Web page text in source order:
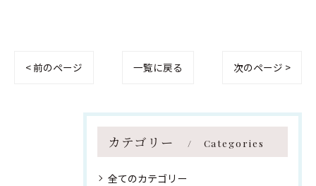
< 前のページ 一覧に戻る 次のページ >
カテゴリー Categories
全てのカテゴリー